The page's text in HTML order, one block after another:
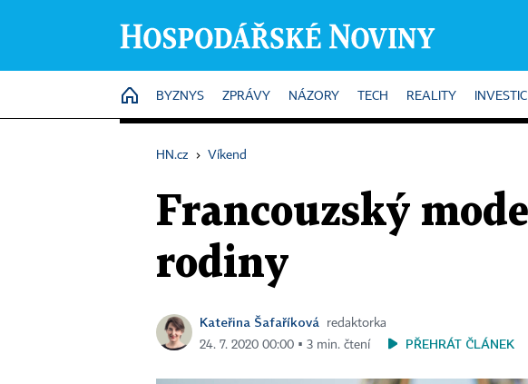
HOME
BYZNYS ZPRÁVY NÁZORY TECH REALITY
HN.cz › Víkend
Francouzský
rodiny
Kateřina Šafaříková
redaktorka
24. 7. 2020 00:00 ▪ 3 min. čtení
PŘEHRÁT ČLÁNEK